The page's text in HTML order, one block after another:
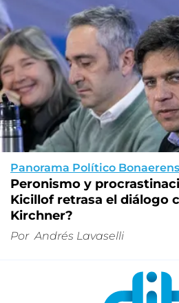
Panorama Político
Peronismo y
Kicillof retrasa el diálogo
Kirchner?
Por Andrés Lavaselli